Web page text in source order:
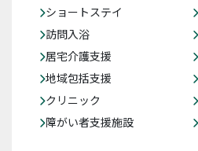
ショートステイ
訪問入浴
居宅介護支援
地域包括支援
クリニック
障がい者支援施設